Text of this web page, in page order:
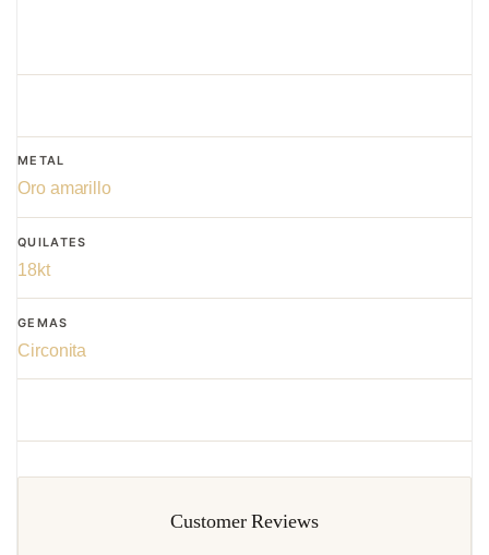
METAL
Oro amarillo
QUILATES
18kt
GEMAS
Circonita
Customer Reviews